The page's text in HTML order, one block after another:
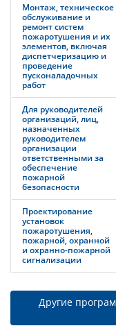
Монтаж, техническое
обслуживание и
ремонт систем
пожаротушения и их
элементов, включая
диспетчеризацию и
проведение
пусконаладочных
работ
Для руководителей
организаций, лиц,
назначенных
руководителем
организации
ответственными за
обеспечение
пожарной
безопасности
Проектирование
установок
пожаротушения,
пожарной, охранной
и охранно-пожарной
сигнализации
Другие